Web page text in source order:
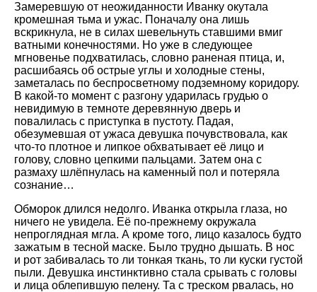
Замеревшую от неожиданности Иванку окутала
кромешная тьма и ужас. Поначалу она лишь
вскрикнула, не в силах шевельнуть ставшими вмиг
ватными конечностями. Но уже в следующее
мгновенье подхватилась, словно раненая птица, и,
расшибаясь об острые углы и холодные стены,
заметалась по беспросветному подземному коридору.
В какой-то момент с разгону ударилась грудью о
невидимую в темноте деревянную дверь и
повалилась с приступка в пустоту. Падая,
обезумевшая от ужаса девушка почувствовала, как
что-то плотное и липкое обхватывает её лицо и
голову, словно цепкими пальцами. Затем она с
размаху шлёпнулась на каменный пол и потеряла
сознание…
Обморок длился недолго. Иванка открыла глаза, но
ничего не увидела. Её по-прежнему окружала
непроглядная мгла. А кроме того, лицо казалось будто
зажатым в тесной маске. Было трудно дышать. В нос
и рот забивалась то ли тонкая ткань, то ли куски густой
пыли. Девушка инстинктивно стала срывать с головы
и лица облепившую пелену. Та с треском рвалась, но